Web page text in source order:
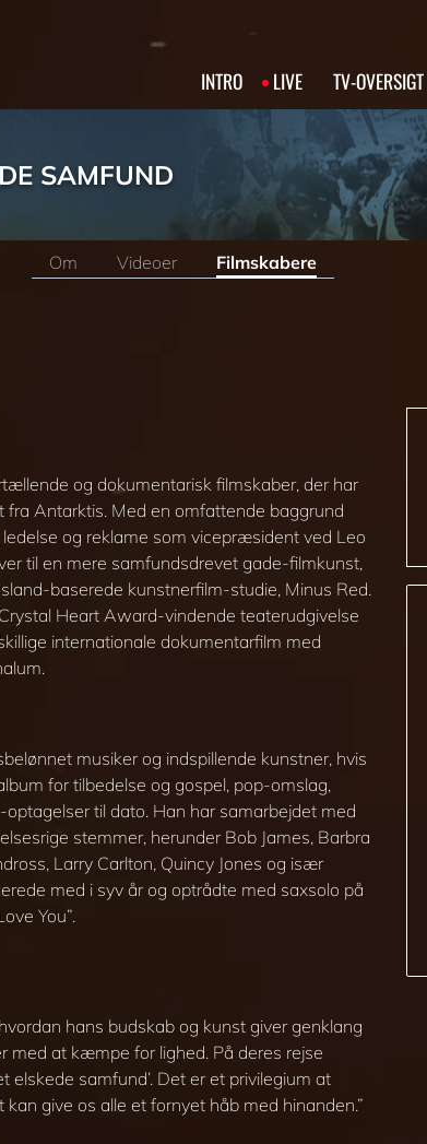
INTRO LIVE TV‑OVERSIGT
SAMFUND
Om Videoer Filmskabere
og dokumentarisk filmskaber, der har
fra Antarktis. Med en omfattende baggrund
og reklame som vicepræsident ved Leo
til en mere samfundsdrevet gade-filmkunst,
baserede kunstnerfilm-studie, Minus Red.
Heart Award-vindende teaterudgivelse
internationale dokumentarfilm med
musiker og indspillende kunstner, hvis
for tilbedelse og gospel, pop-omslag,
til dato. Han har samarbejdet med
stemmer, herunder Bob James, Barbra
Larry Carlton, Quincy Jones og især
med i syv år og optrådte med saxsolo på
You”.
hans budskab og kunst giver genklang
med at kæmpe for lighed. På deres rejse
elskede samfund’. Det er et privilegium at
give os alle et fornyet håb med hinanden.”